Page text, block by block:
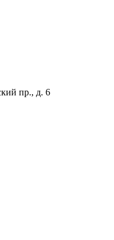
пр., д. 6